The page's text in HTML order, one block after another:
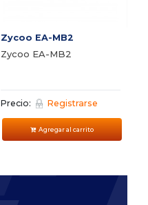
Zycoo EA-MB2
Zycoo EA-MB2
Precio: Registrarse
Agregar al carrito